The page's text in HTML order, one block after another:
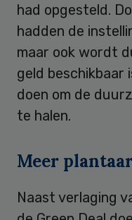
had opgesteld.
hadden de
maar ook wordt
geld beschikbaar
doen om de
te halen.
Meer
Naast verlaging